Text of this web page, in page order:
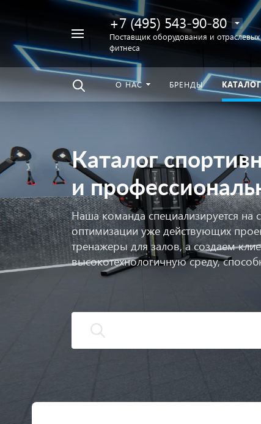
вездеНайти
Например,
беговая
дорожка
+7 (495) 543-90-80
Поставщик оборудования и
фитнеса
О НАС БРЕНДЫ КАТАЛОГ
Каталог
и
Наша команда специализируется на
оптимизации уже действующих
тренажеры для залов, а создаем
высокотехнологичную среду,